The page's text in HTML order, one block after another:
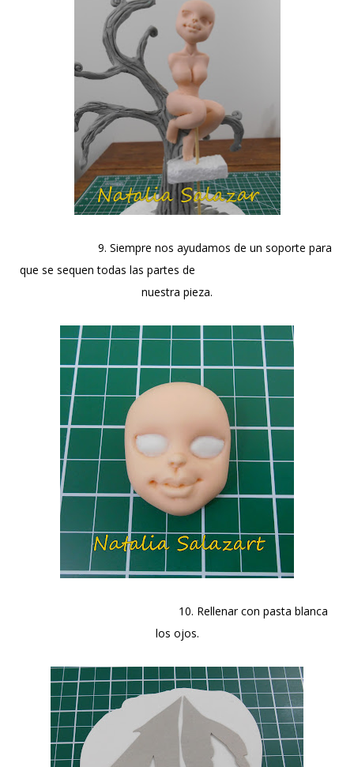
9. Siempre nos ayudamos de un soporte para
que se sequen todas las partes de
nuestra pieza.
10. Rellenar con pasta blanca
los ojos.